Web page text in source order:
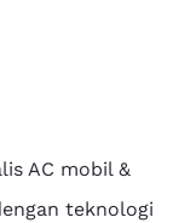
AC mobil &
teknologi